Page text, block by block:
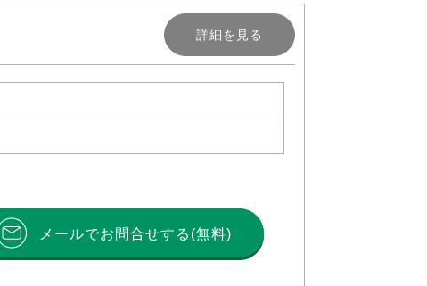
詳細を見る
メールでお問合せする(無料)